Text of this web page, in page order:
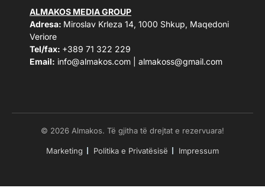
ALMAKOS MEDIA GROUP
Adresa: Miroslav Krleza 14, 1000 Shkup, Maqedoni
Veriore
Tel/fax: +389 71 322 229
Email: info@almakos.com almakoss@gmail.com
© 2026 Almakos. Të gjitha të drejtat e rezervuara!
Marketing Politika e Privatësisë Impressum